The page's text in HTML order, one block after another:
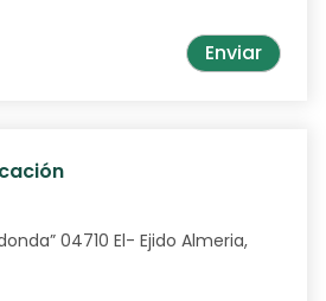
04710 El- Ejido Almeria,